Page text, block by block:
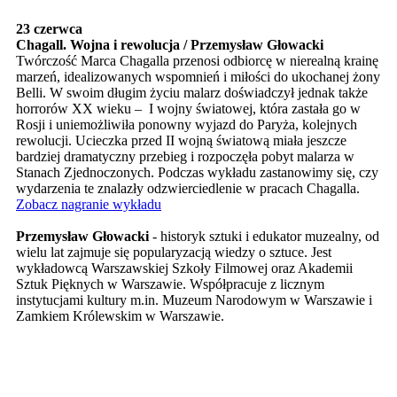
23 czerwca
Chagall. Wojna i rewolucja / Przemysław Głowacki
Twórczość Marca Chagalla przenosi odbiorcę w nierealną krainę
marzeń, idealizowanych wspomnień i miłości do ukochanej żony
Belli. W swoim długim życiu malarz doświadczył jednak także
horrorów XX wieku – I wojny światowej, która zastała go w
Rosji i uniemożliwiła ponowny wyjazd do Paryża, kolejnych
rewolucji. Ucieczka przed II wojną światową miała jeszcze
bardziej dramatyczny przebieg i rozpoczęła pobyt malarza w
Stanach Zjednoczonych. Podczas wykładu zastanowimy się, czy
wydarzenia te znalazły odzwierciedlenie w pracach Chagalla.
Zobacz nagranie wykładu
Przemysław Głowacki - historyk sztuki i edukator muzealny, od
wielu lat zajmuje się popularyzacją wiedzy o sztuce. Jest
wykładowcą Warszawskiej Szkoły Filmowej oraz Akademii
Sztuk Pięknych w Warszawie. Współpracuje z licznym
instytucjami kultury m.in. Muzeum Narodowym w Warszawie i
Zamkiem Królewskim w Warszawie.